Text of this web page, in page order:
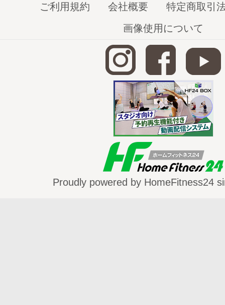
ご利用規約
会社概要
特定商取引
画像使用について
Proudly powered by HomeFitness24